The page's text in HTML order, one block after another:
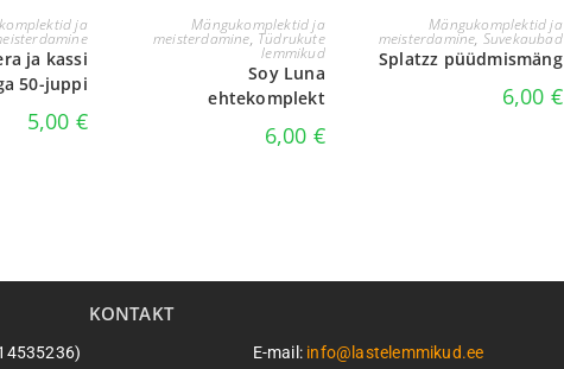
ja
ja kassi
50-juppi
5,00 €
LISA KORVI
Mängukomplektid ja
meisterdamine, Tüdrukute
lemmikud
Soy Luna
ehtekomplekt
6,00 €
LISA KORVI
Mängukomplektid ja
meisterdamine, Suvekaubad
Splatzz püüdmismäng
6,00 €
KONTAKT
E-mail: info@lastelemmikud.ee